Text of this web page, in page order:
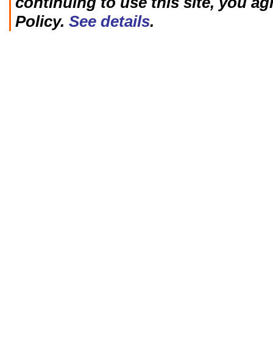
Policy. See details.